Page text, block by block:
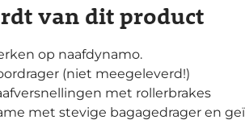
van dit product
op naafdynamo.
(niet meegeleverd!)
met rollerbrakes
met stevige bagagedrager en